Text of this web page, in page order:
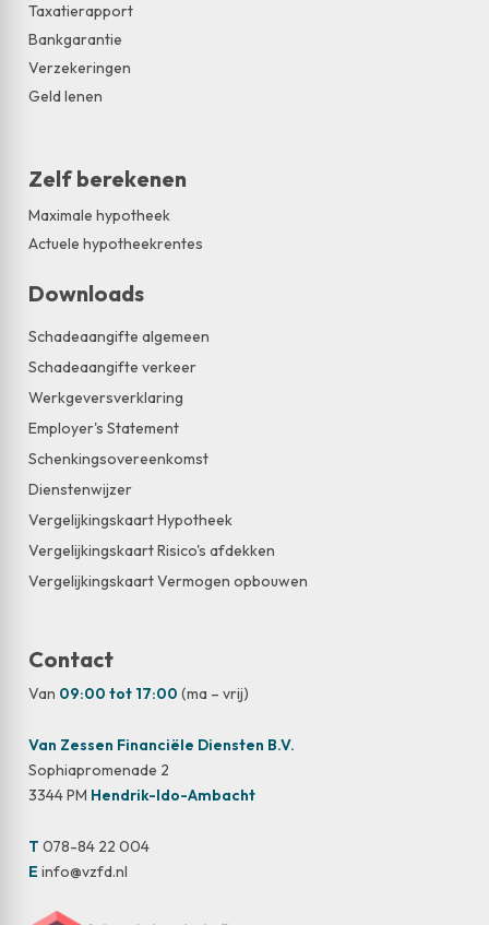
Taxatierapport
Bankgarantie
Verzekeringen
Geld lenen
Zelf berekenen
Maximale hypotheek
Actuele hypotheekrentes
Downloads
Schadeaangifte algemeen
Schadeaangifte verkeer
Werkgeversverklaring
Employer's Statement
Schenkingsovereenkomst
Dienstenwijzer
Vergelijkingskaart Hypotheek
Vergelijkingskaart Risico's afdekken
Vergelijkingskaart Vermogen opbouwen
Contact
Van 09:00 tot 17:00 (ma – vrij)
Van Zessen Financiële Diensten B.V.
Sophiapromenade 2
3344 PM Hendrik-Ido-Ambacht
T 078-84 22 004
E info@vzfd.nl